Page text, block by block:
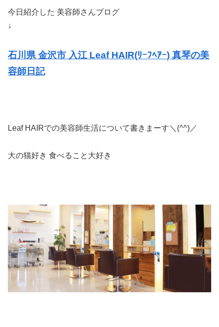
今日紹介した 美容師さんブログ
↓
石川県 金沢市 入江 Leaf HAIR(ﾘｰﾌﾍｱｰ) 真琴の美
容師日記
Leaf HAIRでの美容師生活について書きまーす＼(^^)／
大の猫好き 食べること大好き